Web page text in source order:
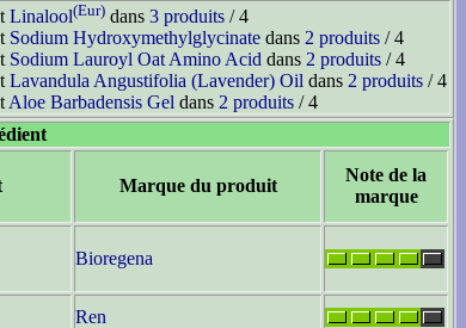
Linalool(Eur) dans 3 produits / 4
Sodium Hydroxymethylglycinate dans 2 produits / 4
Sodium Lauroyl Oat Amino Acid dans 2 produits / 4
Lavandula Angustifolia (Lavender) Oil dans 2 produits / 4
Aloe Barbadensis Gel dans 2 produits / 4
Marque du produit
Note de la
marque
Bioregena
Ren